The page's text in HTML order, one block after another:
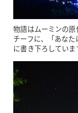
物語はムーミンの
チーフに、「あな
に書き下ろしていま